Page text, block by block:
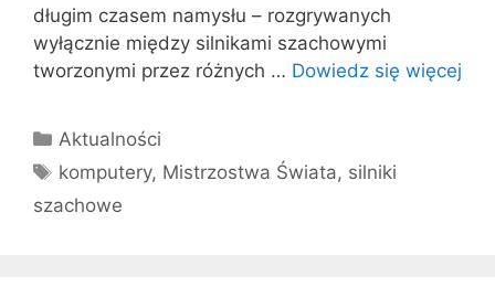
długim czasem namysłu – rozgrywanych
wyłącznie między silnikami szachowymi
tworzonymi przez różnych … Dowiedz się więcej
Kategorie
Aktualności
Tagi
komputery, Mistrzostwa Świata, silniki
szachowe